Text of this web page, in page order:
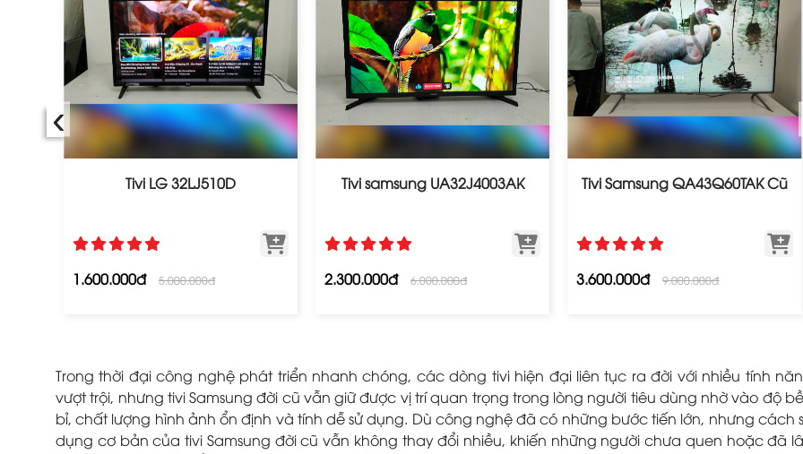
Tivi LG 32LJ510D
1.600.000đ 5.000.000đ
Tivi samsung UA32J4003AK
2.300.000đ 6.000.000đ
Tivi Samsung QA43Q60TAK Cũ
3.600.000đ 9.000.000đ
‹
Trong thời đại công nghệ phát triển nhanh chóng, các dòng tivi hiện đại liên tục ra đời với nhiều tính
vượt trội, nhưng tivi Samsung đời cũ vẫn giữ được vị trí quan trọng trong lòng người tiêu dùng nhờ vào độ
bỉ, chất lượng hình ảnh ổn định và tính dễ sử dụng. Dù công nghệ đã có những bước tiến lớn, nhưng cách
dụng cơ bản của tivi Samsung đời cũ vẫn không thay đổi nhiều, khiến những người chưa quen hoặc đã